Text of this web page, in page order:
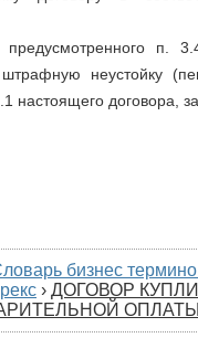
п.
штрафную неустойку
настоящего договора,
бизнес
› ДОГОВОР